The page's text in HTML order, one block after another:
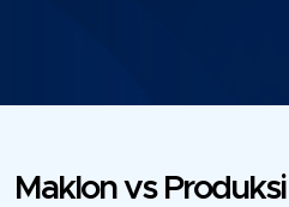
Maklon vs